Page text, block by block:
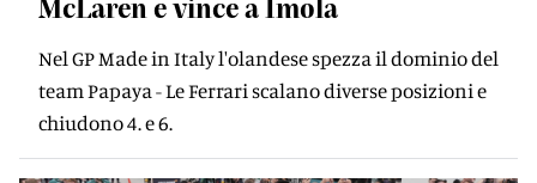
McLaren e vince a Imola
Nel GP Made in Italy l'olandese spezza il dominio del
team Papaya - Le Ferrari scalano diverse posizioni e
chiudono 4. e 6.